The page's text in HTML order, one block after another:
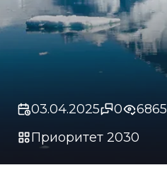
03.04.2025 0
6865
Приоритет 2030